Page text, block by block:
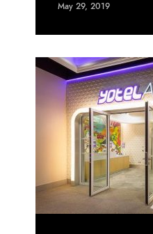
May 29, 2019